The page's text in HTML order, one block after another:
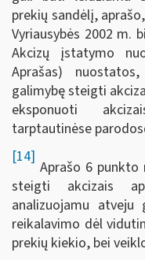
prekių sandėlį,
Vyriausybės 2002 m.
Akcizų įstatymo
Aprašas)
galimybę steigti
eksponuoti
tarptautinėse
[14]
Aprašo 6
steigti akcizais
analizuojamu
reikalavimo dėl
prekių kiekio, bei